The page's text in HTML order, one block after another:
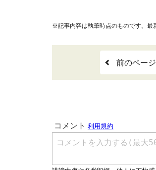
※記事内容は執筆時点のものです。最
前のペー